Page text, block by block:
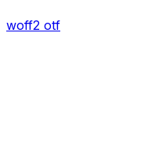
woff2 otf